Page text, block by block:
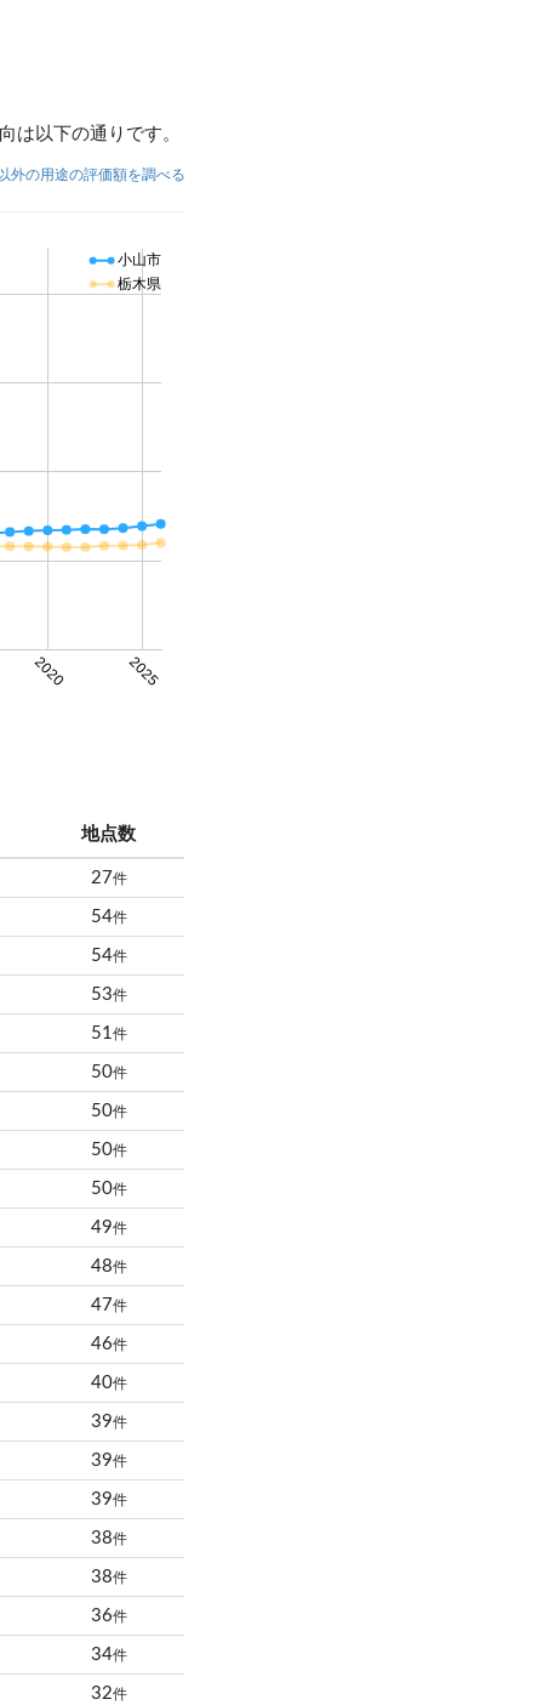
は以下の通りです。
外の用途の評価額を調べる
2020 2025
小山市
栃木県
地点数
27件
54件
54件
53件
51件
50件
50件
50件
50件
49件
48件
47件
46件
40件
39件
39件
39件
38件
38件
36件
34件
32件